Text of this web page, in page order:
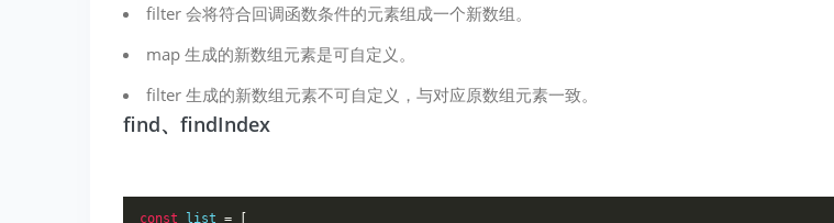
filter 会将符合回调函数条件的元素组成一个新数组。
map 生成的新数组元素是可自定义。
filter 生成的新数组元素不可自定义，与对应原数组元素一致。
find、findIndex
const list = [